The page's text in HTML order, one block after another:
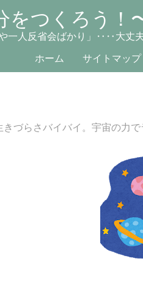
をつくろう！
一人反省会ばかり」‥‥大丈
ホーム
サイトマップ
きづらさバイバイ。宇宙の力で